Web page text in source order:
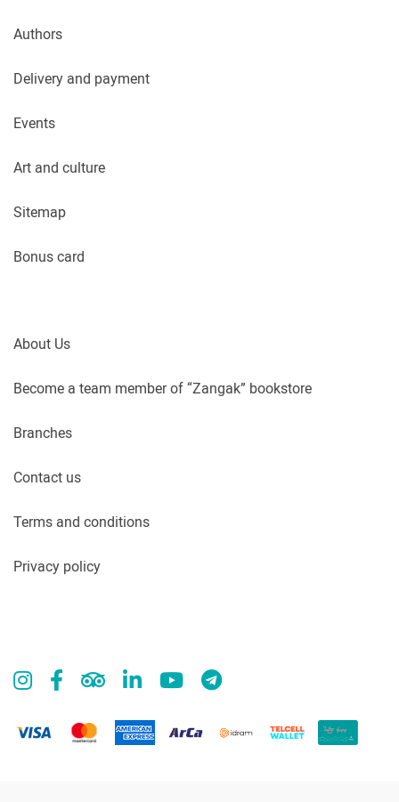
Authors
Delivery and payment
Events
Art and culture
Sitemap
Bonus card
About Us
Become a team member of “Zangak” bookstore
Branches
Contact us
Terms and conditions
Privacy policy